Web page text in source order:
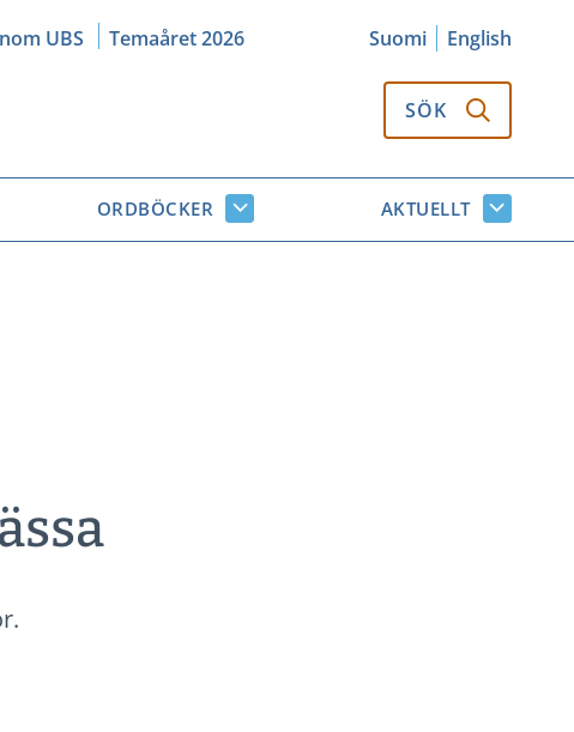
UBS Temaåret 2026 Suomi
English
SÖK
ORDBÖCKER
Ordböcker
undersidor
AKTUELLT
Aktuellt